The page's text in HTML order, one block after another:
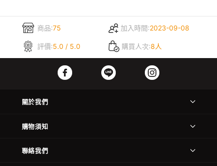
商品:75 加入時間:2023-09-08
評價:5.0 / 5.0 購買人次:8人
關於我們
購物須知
聯絡我們